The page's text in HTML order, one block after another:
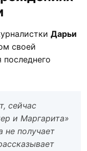
Дарьи
своей
сейчас
и Маргарита»
не получает